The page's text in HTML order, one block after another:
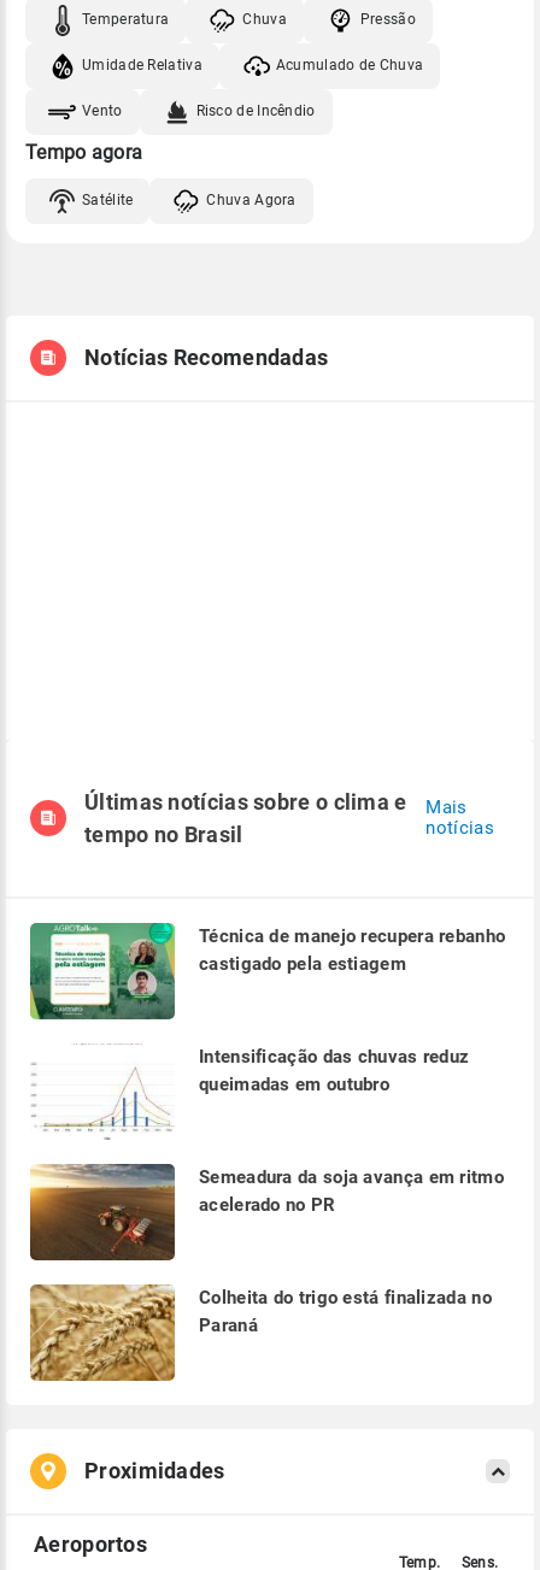
Temperatura Chuva Pressão
Umidade Relativa Acumulado de Chuva
Vento Risco de Incêndio
Tempo agora
Satélite Chuva Agora
Notícias Recomendadas
Últimas notícias sobre o clima e
tempo no Brasil
Mais
notícias
Técnica de manejo recupera rebanho
castigado pela estiagem
Intensificação das chuvas reduz
queimadas em outubro
Semeadura da soja avança em ritmo
acelerado no PR
Colheita do trigo está finalizada no
Paraná
Proximidades